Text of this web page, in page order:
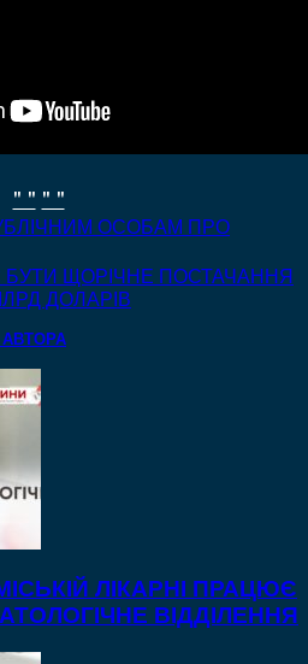
" " " "
ОСОБАМ ПРО
БУТИ ЩОРІЧНЕ ПОСТАЧАННЯ
ДОЛАРІВ
АВТОРА
ЛІКАРНІ ПРАЦЮЄ
ВІДДІЛЕННЯ